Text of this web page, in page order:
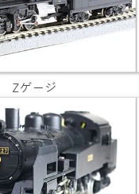
Zゲージ